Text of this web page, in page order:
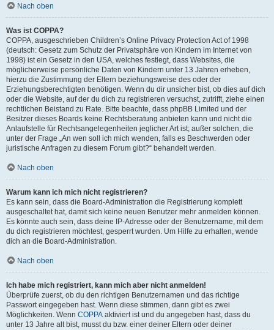
Nach oben
Was ist COPPA?
COPPA, ausgeschrieben Children’s Online Privacy Protection Act of 1998
(deutsch: Gesetz zum Schutz der Privatsphäre von Kindern im Internet von
1998) ist ein Gesetz in den USA, welches festlegt, dass Websites, die
möglicherweise persönliche Daten von Kindern unter 13 Jahren erheben,
hierzu die Zustimmung der Eltern beziehungsweise des oder der
Erziehungsberechtigten benötigen. Wenn du dir unsicher bist, ob dies auf dich
oder die Website, auf der du dich zu registrieren versuchst, zutrifft, ziehe einen
rechtlichen Beistand zu Rate. Bitte beachte, dass phpBB Limited und der
Besitzer dieses Boards keine Rechtsberatung anbieten kann und nicht die
Anlaufstelle für Rechtsangelegenheiten jeglicher Art ist; außer solchen, die
unter der Frage „An wen soll ich mich wenden, falls es Beschwerden oder
juristische Anfragen zu diesem Forum gibt?“ behandelt werden.
Nach oben
Warum kann ich mich nicht registrieren?
Es kann sein, dass die Board-Administration die Registrierung komplett
ausgeschaltet hat, damit sich keine neuen Benutzer mehr anmelden können.
Es könnte auch sein, dass deine IP-Adresse oder der Benutzername, mit dem
du dich registrieren möchtest, gesperrt wurden. Um Hilfe zu erhalten, wende
dich an die Board-Administration.
Nach oben
Ich habe mich registriert, kann mich aber nicht anmelden!
Überprüfe zuerst, ob du den richtigen Benutzernamen und das richtige
Passwort eingegeben hast. Wenn diese stimmen, dann gibt es zwei
Möglichkeiten. Wenn COPPA aktiviert ist und du angegeben hast, dass du
unter 13 Jahre alt bist, musst du bzw. einer deiner Eltern oder deiner